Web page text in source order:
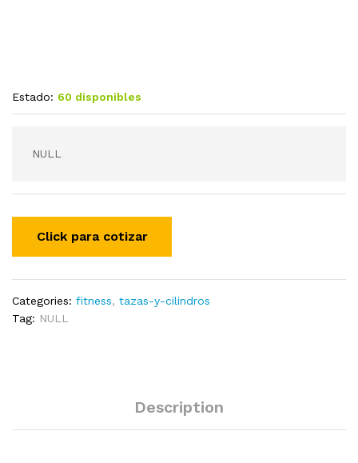
Estado: 60 disponibles
NULL
Categories: fitness, tazas-y-cilindros
Tag: NULL
Description